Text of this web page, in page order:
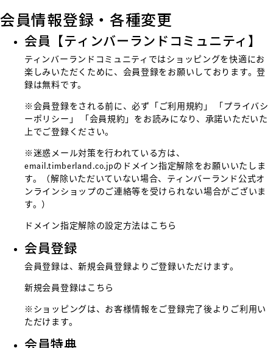
会員情報登録・各種変更
会員【ティンバーランドコミュニティ】
ティンバーランドコミュニティではショッピングを快適にお
楽しみいただくために、会員登録をお願いしております。登
録は無料です。
※会員登録をされる前に、必ず
「ご利用規約」
「プライバシ
ーポリシー」
「会員規約」 をお読みになり、承諾いただいた
上でご登録ください。
※迷惑メール対策を行われている方は、
email.timberland.co.jpのドメイン指定解除をお願いいたしま
す。（解除いただいていない場合、ティンバーランド公式オ
ンラインショップのご連絡等を受けられない場合がございま
す。）
ドメイン指定解除の設定方法は こちら
会員登録
会員登録は、新規会員登録よりご登録いただけます。
新規会員登録はこちら
※ショッピングは、お客様情報をご登録完了後よりご利用い
ただけます。
会員特典